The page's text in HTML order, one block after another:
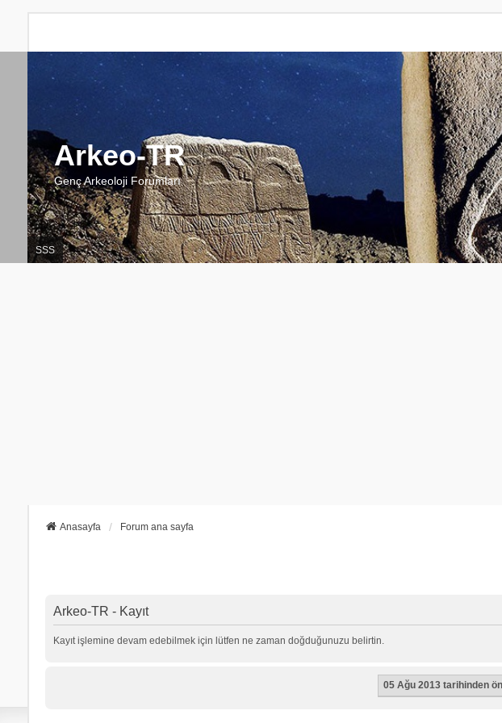
Arkeo-TR
Genç Arkeoloji Forumları
SSS
Anasayfa Forum ana sayfa
Arkeo-TR - Kayıt
Kayıt işlemine devam edebilmek için lütfen ne zaman doğduğunuzu belirtin.